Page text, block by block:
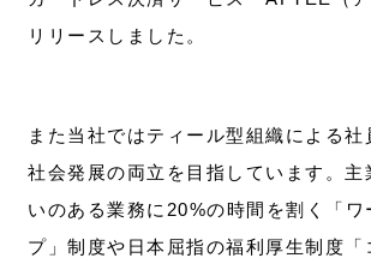
リリースしました。
また当社ではティール型組織による社
社会発展の両立を目指しています。主
いのある業務に20%の時間を割く「ワ
プ」制度や日本屈指の福利厚生制度「